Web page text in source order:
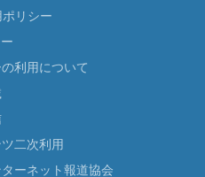
リシー
利用について
二次利用
ーネット報道協会